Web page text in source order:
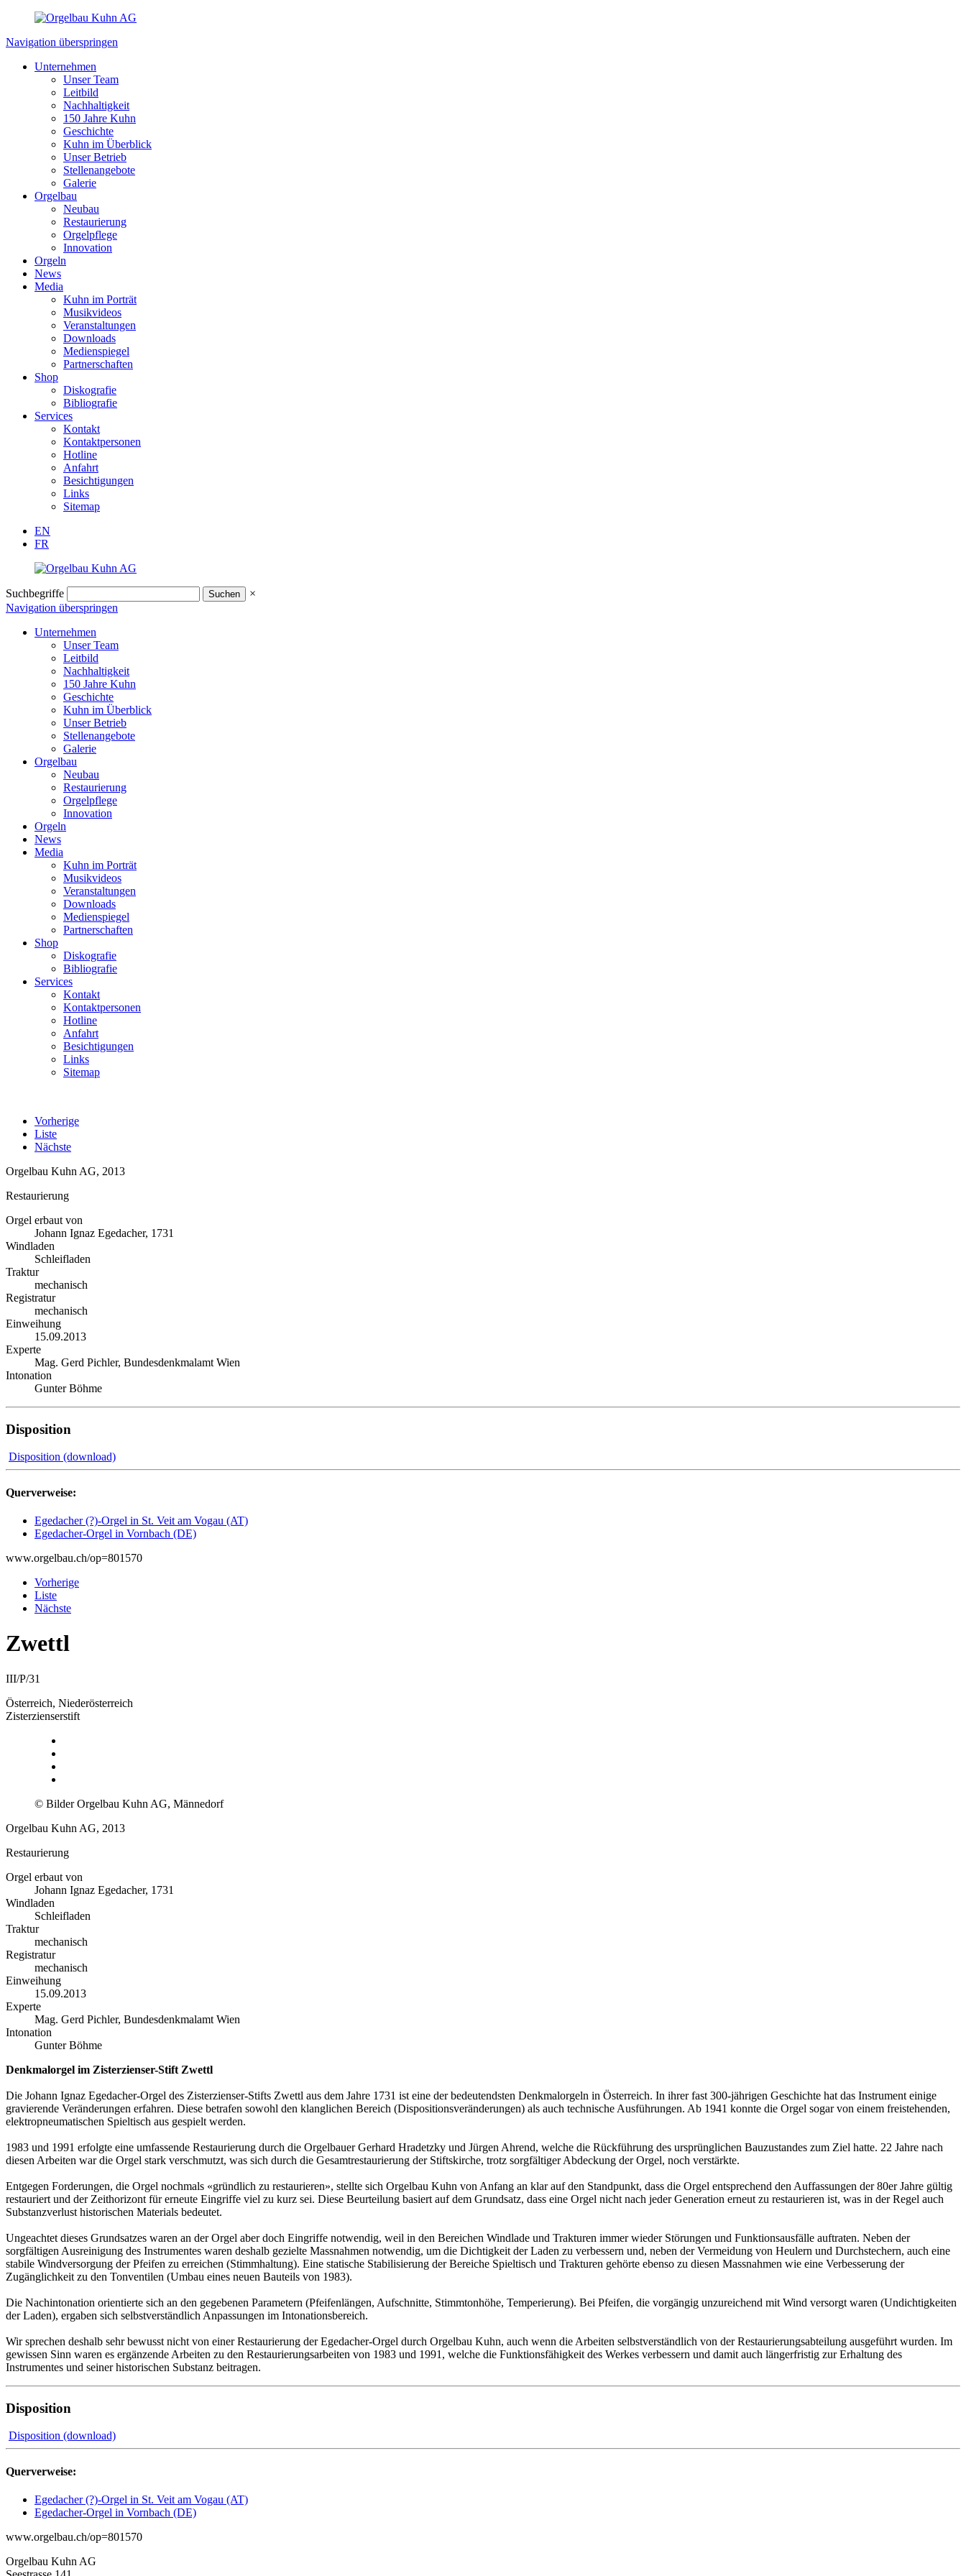
Navigation überspringen
Unternehmen
Unser Team
Leitbild
Nachhaltigkeit
150 Jahre Kuhn
Geschichte
Kuhn im Überblick
Unser Betrieb
Stellenangebote
Galerie
Orgelbau
Neubau
Restaurierung
Orgelpflege
Innovation
Orgeln
News
Media
Kuhn im Porträt
Musikvideos
Veranstaltungen
Downloads
Medienspiegel
Partnerschaften
Shop
Diskografie
Bibliografie
Services
Kontakt
Kontaktpersonen
Hotline
Anfahrt
Besichtigungen
Links
Sitemap
EN
FR
Suchbegriffe
×
Navigation überspringen
Unternehmen
Unser Team
Leitbild
Nachhaltigkeit
150 Jahre Kuhn
Geschichte
Kuhn im Überblick
Unser Betrieb
Stellenangebote
Galerie
Orgelbau
Neubau
Restaurierung
Orgelpflege
Innovation
Orgeln
News
Media
Kuhn im Porträt
Musikvideos
Veranstaltungen
Downloads
Medienspiegel
Partnerschaften
Shop
Diskografie
Bibliografie
Services
Kontakt
Kontaktpersonen
Hotline
Anfahrt
Besichtigungen
Links
Sitemap
Vorherige
Liste
Nächste
Orgelbau Kuhn AG, 2013
Restaurierung
Orgel erbaut von
Johann Ignaz Egedacher, 1731
Windladen
Schleifladen
Traktur
mechanisch
Registratur
mechanisch
Einweihung
15.09.2013
Experte
Mag. Gerd Pichler, Bundesdenkmalamt Wien
Intonation
Gunter Böhme
Disposition
Disposition (download)
Querverweise:
Egedacher (?)-Orgel in St. Veit am Vogau (AT)
Egedacher-Orgel in Vornbach (DE)
www.orgelbau.ch/op=801570
Vorherige
Liste
Nächste
Zwettl
III/P/31
Österreich, Niederösterreich
Zisterzienserstift
© Bilder Orgelbau Kuhn AG, Männedorf
Orgelbau Kuhn AG, 2013
Restaurierung
Orgel erbaut von
Johann Ignaz Egedacher, 1731
Windladen
Schleifladen
Traktur
mechanisch
Registratur
mechanisch
Einweihung
15.09.2013
Experte
Mag. Gerd Pichler, Bundesdenkmalamt Wien
Intonation
Gunter Böhme
Denkmalorgel im Zisterzienser-Stift Zwettl
Die Johann Ignaz Egedacher-Orgel des Zisterzienser-Stifts Zwettl aus dem Jahre 1731 ist eine der bedeutendsten Denkmalorgeln in Österreich. In ihrer fast 300-jährigen Geschichte hat das Instrument einige
gravierende Veränderungen erfahren. Diese betrafen sowohl den klanglichen Bereich (Dispositionsveränderungen) als auch technische Ausführungen. Ab 1941 konnte die Orgel sogar von einem freistehenden,
elektropneumatischen Spieltisch aus gespielt werden.
1983 und 1991 erfolgte eine umfassende Restaurierung durch die Orgelbauer Gerhard Hradetzky und Jürgen Ahrend, welche die Rückführung des ursprünglichen Bauzustandes zum Ziel hatte. 22 Jahre nach
diesen Arbeiten war die Orgel stark verschmutzt, was sich durch die Gesamtrestaurierung der Stiftskirche, trotz sorgfältiger Abdeckung der Orgel, noch verstärkte.
Entgegen Forderungen, die Orgel nochmals «gründlich zu restaurieren», stellte sich Orgelbau Kuhn von Anfang an klar auf den Standpunkt, dass die Orgel entsprechend den Auffassungen der 80er Jahre gültig
restauriert und der Zeithorizont für erneute Eingriffe viel zu kurz sei. Diese Beurteilung basiert auf dem Grundsatz, dass eine Orgel nicht nach jeder Generation erneut zu restaurieren ist, was in der Regel auch
Substanzverlust historischen Materials bedeutet.
Ungeachtet dieses Grundsatzes waren an der Orgel aber doch Eingriffe notwendig, weil in den Bereichen Windlade und Trakturen immer wieder Störungen und Funktionsausfälle auftraten. Neben der
sorgfältigen Ausreinigung des Instrumentes waren deshalb gezielte Massnahmen notwendig, um die Dichtigkeit der Laden zu verbessern und, neben der Vermeidung von Heulern und Durchstechern, auch eine
stabile Windversorgung der Pfeifen zu erreichen (Stimmhaltung). Eine statische Stabilisierung der Bereiche Spieltisch und Trakturen gehörte ebenso zu diesen Massnahmen wie eine Verbesserung der
Zugänglichkeit zu den Tonventilen (Umbau eines neuen Bauteils von 1983).
Die Nachintonation orientierte sich an den gegebenen Parametern (Pfeifenlängen, Aufschnitte, Stimmtonhöhe, Temperierung). Bei Pfeifen, die vorgängig unzureichend mit Wind versorgt waren (Undichtigkeiten
der Laden), ergaben sich selbstverständlich Anpassungen im Intonationsbereich.
Wir sprechen deshalb sehr bewusst nicht von einer Restaurierung der Egedacher-Orgel durch Orgelbau Kuhn, auch wenn die Arbeiten selbstverständlich von der Restaurierungsabteilung ausgeführt wurden. Im
gewissen Sinn waren es ergänzende Arbeiten zu den Restaurierungsarbeiten von 1983 und 1991, welche die Funktionsfähigkeit des Werkes verbessern und damit auch längerfristig zur Erhaltung des
Instrumentes und seiner historischen Substanz beitragen.
Disposition
Disposition (download)
Querverweise:
Egedacher (?)-Orgel in St. Veit am Vogau (AT)
Egedacher-Orgel in Vornbach (DE)
www.orgelbau.ch/op=801570
Orgelbau Kuhn AG